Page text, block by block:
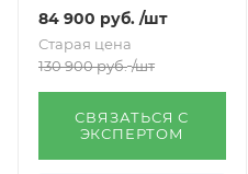
84 900 руб. /шт
Старая цена
130 900руб. /шт
СВЯЗАТЬСЯ С
ЭКСПЕРТОМ